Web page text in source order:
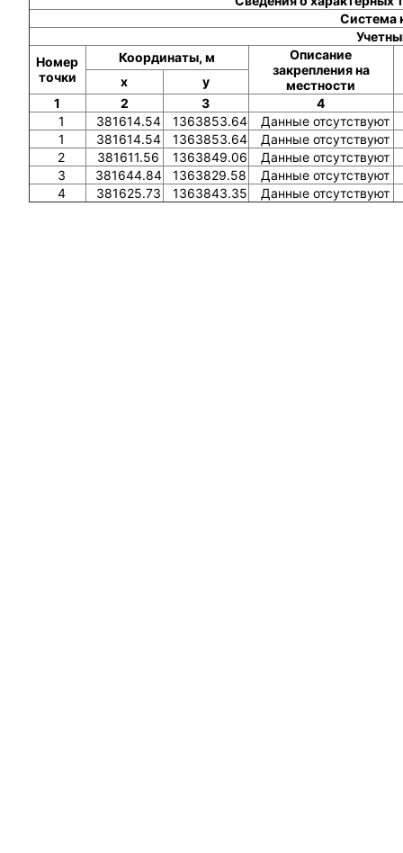
Система
Номер
точки
Координаты, м
Описание
закрепления на
местности
x
y
1
2 3
4
1
381614.54 1363853.64
Данные отсутствуют
1
381614.54 1363853.64
Данные отсутствуют
2
381611.56 1363849.06
Данные отсутствуют
3
381644.84 1363829.58
Данные отсутствуют
4
381625.73 1363843.35 Данные отсутствуют